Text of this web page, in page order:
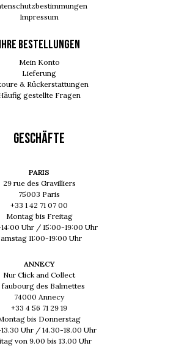
Impressum
Ihre Bestellungen
Mein Konto
Lieferung
& Rückerstattungen
gestellte Fragen
GESCHÄFTE
PARIS
29 rue des Gravilliers
75003 Paris
+33 1 42 71 07 00
Montag bis Freitag
14:00 Uhr / 15:00-19:00 Uhr
11:00-19:00 Uhr
ANNECY
Nur Click and Collect
faubourg des Balmettes
74000 Annecy
+33 4 56 71 29 19
bis Donnerstag
Uhr / 14.30-18.00 Uhr
von 9.00 bis 13.00 Uhr